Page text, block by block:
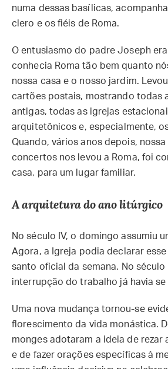
numa dessas basílicas,
clero e os fiéis de Roma.
O entusiasmo do padre Joseph
conhecia Roma tão bem quanto
nossa casa e o nosso jardim.
cartões postais, mostrando todas
antigas, todas as igrejas
arquitetônicos e, especialmente,
Quando, vários anos depois,
concertos nos levou a Roma, foi
casa, para um lugar familiar.
A arquitetura do ano litúrgico
No século IV, o domingo assumiu
Agora, a Igreja podia declarar
santo oficial da semana. No século
interrupção do trabalho já havia
Uma nova mudança tornou-se
florescimento da vida monástica.
monges adotaram a ideia de rezar
e de fazer orações específicas à